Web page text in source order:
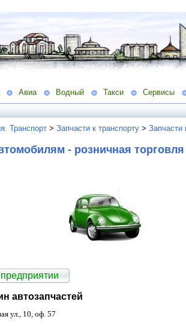
Авиа Водный Такси Сервисы
Транспорт > Запчасти к транспорту > Запчасти
- розничная торговля
автозапчастей
ул., 10, оф. 57